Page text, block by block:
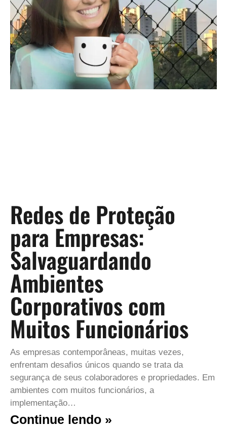
Redes de Proteção
para Empresas:
Salvaguardando
Ambientes
Corporativos com
Muitos Funcionários
As empresas contemporâneas, muitas vezes,
enfrentam desafios únicos quando se trata da
segurança de seus colaboradores e propriedades. Em
ambientes com muitos funcionários, a
implementação…
Continue lendo »